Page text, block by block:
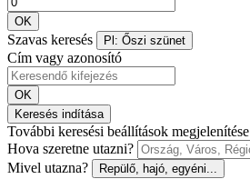
OK
Szavas keresés Pl: Őszi szünet
Cím vagy azonosító
OK
Keresés indítása
További keresési beállítások megjelenítése
Hova szeretne utazni?
Mivel utazna?
Repülő, hajó, egyéni...